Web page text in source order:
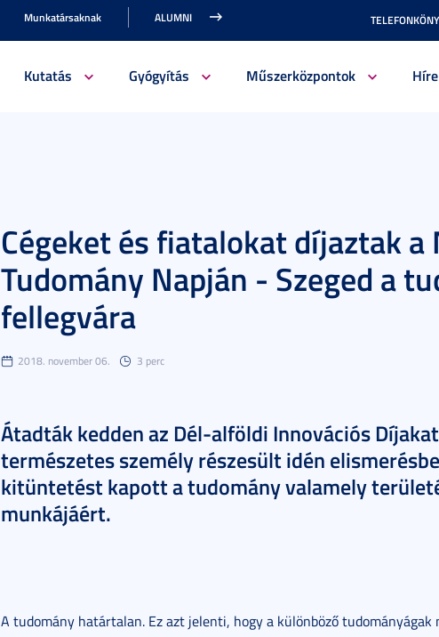
Munkatársaknak ALUMNI
Kutatás Gyógyítás Műszerközpontok
Cégeket és fiatalokat díjaztak a
Tudomány Napján - Szeged a
fellegvára
2018. november 06. 3 perc
Átadták kedden az Dél-alföldi Innovációs
természetes személy részesült idén
kitüntetést kapott a tudomány valamely
munkájáért.
A tudomány határtalan. Ez azt jelenti, hogy a különböző